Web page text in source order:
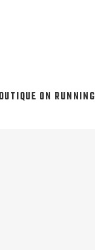
ON RUNNING